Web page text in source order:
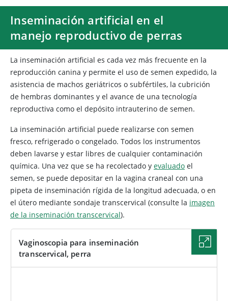
Inseminación artificial en el
manejo reproductivo de perras
La inseminación artificial es cada vez más frecuente en la
reproducción canina y permite el uso de semen expedido, la
asistencia de machos geriátricos o subfértiles, la cubrición
de hembras dominantes y el avance de una tecnología
reproductiva como el depósito intrauterino de semen.
La inseminación artificial puede realizarse con semen
fresco, refrigerado o congelado. Todos los instrumentos
deben lavarse y estar libres de cualquier contaminación
química. Una vez que se ha recolectado y evaluado el
semen, se puede depositar en la vagina craneal con una
pipeta de inseminación rígida de la longitud adecuada, o en
el útero mediante sondaje transcervical (consulte la imagen
de la inseminación transcervical).
Vaginoscopia para inseminación
transcervical, perra